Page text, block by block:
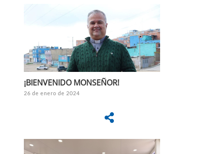
¡BIENVENIDO MONSEÑOR!
26 de enero de 2024